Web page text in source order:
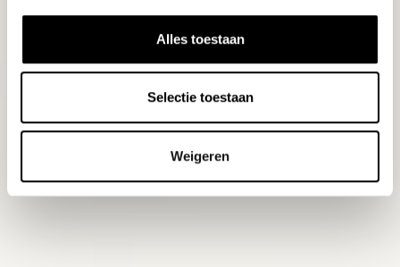
Alles toestaan
Selectie toestaan
Weigeren